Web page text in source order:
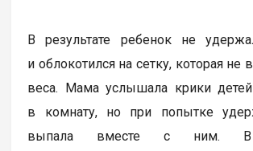
В результате ребенок не
и облокотился на сетку, которая не
веса. Мама услышала крики
в комнату, но при попытке
выпала вместе с ним. В